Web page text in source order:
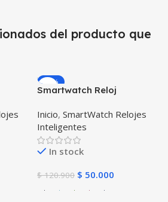
del producto que
Mide
-59%
Smartwatch Reloj
GPS Ubicar Niños SOS
Inicio, SmartWatch Relojes
Inteligentes
In stock
$120.900 $ 50.000